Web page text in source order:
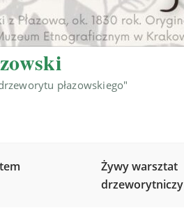
płazowskiego"
Żywy warsztat
drzeworytniczy